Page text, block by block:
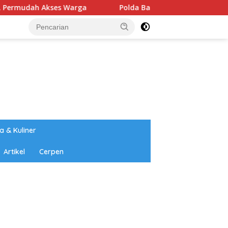
Polda Babel Resmi Tetapkan 4 Tersangka
& Kuliner
Artikel Cerpen